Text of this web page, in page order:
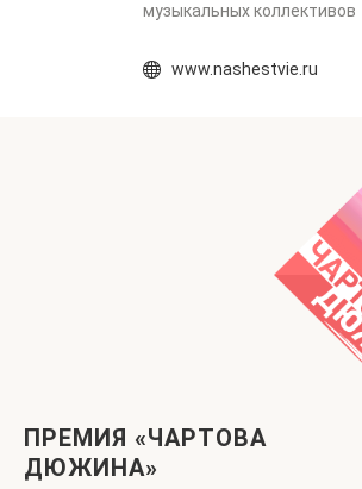
музыкальных коллективов
www.nashestvie.ru
ПРЕМИЯ «ЧАРТОВА
ДЮЖИНА»